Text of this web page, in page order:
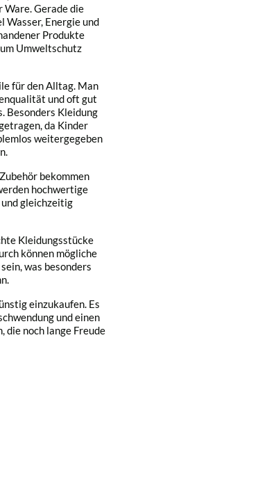
Ware. Gerade die
Energie und
Produkte
Umweltschutz
für den Alltag. Man
und oft gut
Besonders Kleidung
da Kinder
weitergegeben
bekommen
hochwertige
gleichzeitig
Kleidungsstücke
können mögliche
was besonders
einzukaufen. Es
und einen
noch lange Freude